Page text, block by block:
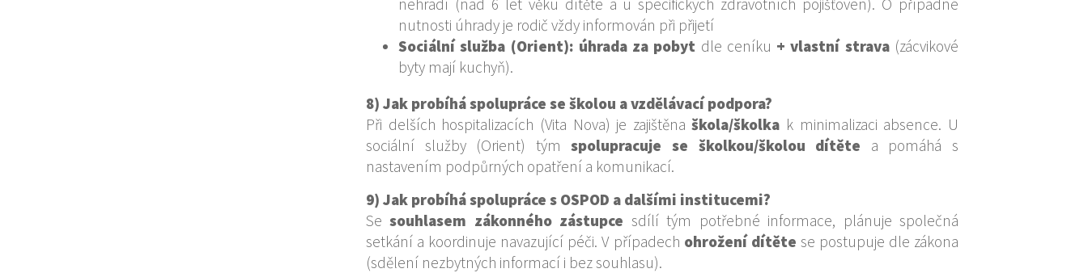
nutnosti úhrady je rodič vždy informován při přijetí
Sociální služba (Orient): úhrada za pobyt dle ceníku + vlastní strava(zácvikové
byty mají kuchyň).
8) Jak probíhá spolupráce se školou a vzdělávací podpora?
Při delších hospitalizacích (Vita Nova) je zajištěnaškola/školka k minimalizaci absence. U
sociální služby (Orient) týmspolupracuje se školkou/školou dítěte a pomáhá s
nastavením podpůrných opatření a komunikací.
9) Jak probíhá spolupráce s OSPOD a dalšími institucemi?
Sesouhlasem zákonného zástupce sdílí tým potřebné informace, plánuje společná
setkání a koordinuje navazující péči. V případech ohrožení dítěte se postupuje dle zákona
(sdělení nezbytných informací i bez souhlasu).